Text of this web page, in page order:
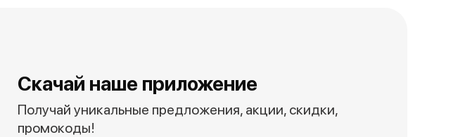
Скачай наше приложение
Получай уникальные предложения, акции, скидки,
промокоды!